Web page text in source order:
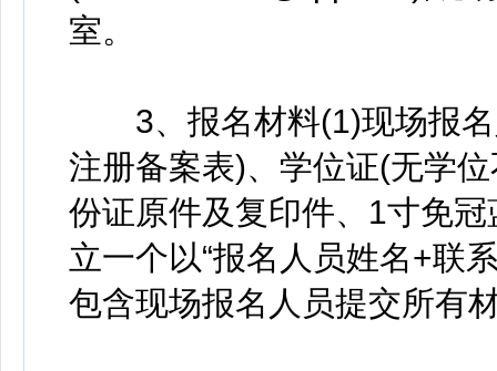
室。
3、报名材料(1)现场报名
注册备案表)、学位证(无学
份证原件及复印件、1寸免
立一个以“报名人员姓名+联
包含现场报名人员提交所有